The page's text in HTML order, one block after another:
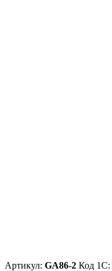
Артикул: GA86-2 Код 1С: